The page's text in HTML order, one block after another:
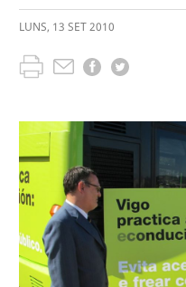
LUNS, 13 SET2010